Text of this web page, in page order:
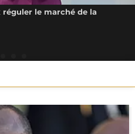
le marché de la